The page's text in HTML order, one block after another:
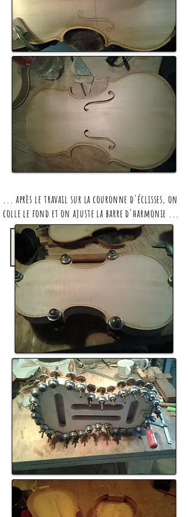
... après le travail sur la couronne d'éclisses, on
colle le fond et on ajuste la barre d'harmonie ...